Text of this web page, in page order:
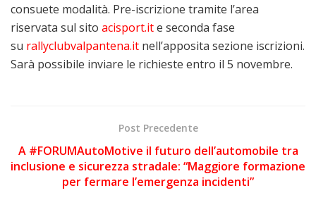
consuete modalità. Pre-iscrizione tramite l’area
riservata sul sito acisport.ite seconda fase
su rallyclubvalpantena.it nell’apposita sezione iscrizioni.
Sarà possibile inviare le richieste entro il 5 novembre.
Post Precedente
A #FORUMAutoMotive il futuro dell’automobile tra
inclusione e sicurezza stradale: “Maggiore formazione
per fermare l’emergenza incidenti”